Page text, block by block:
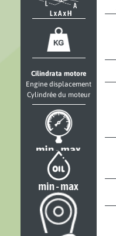
Cilindrata motore
Engine displacement
Cylindrée du moteur